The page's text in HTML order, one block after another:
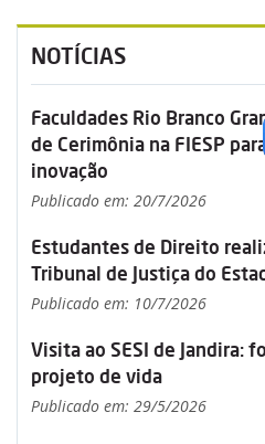
NOTÍCIAS
Faculdades Rio Branco
de Cerimônia na FIESP
inovação
Publicado em: 20/7/2026
Estudantes de Direito
Tribunal de Justiça do
Publicado em: 10/7/2026
Visita ao SESI de Jandira:
projeto de vida
Publicado em: 29/5/2026